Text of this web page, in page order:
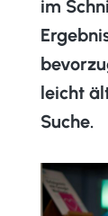
im
leicht
Suche.